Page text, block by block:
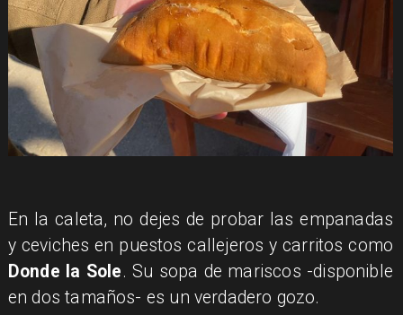
En la caleta, no dejes de probar las empanadas
y ceviches en puestos callejeros y carritos como
Donde la Sole. Su sopa de mariscos -disponible
en dos tamaños- es un verdadero gozo.